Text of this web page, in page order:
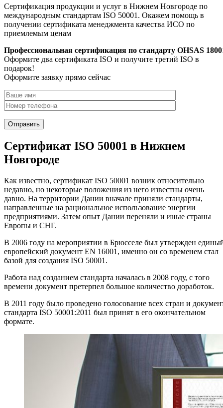
Сертификация продукции и услуг в Нижнем Новгороде по
международным стандартам ISO 50001. Окажем помощь в
получении сертификата менеджмента качества ИСО по
приемлемым ценам
Профессиональная сертификация по стандарту OHSAS
Оформите два сертификата ISO и получите третий ISO в
подарок!
Оформите заявку прямо сейчас
Сертификат ISO 50001 в Нижнем
Новгороде
Как известно, сертификат ISO 50001 возник относительно
недавно, но некоторые положения из него известны очень
давно. На территории Дании вначале приняли стандарты,
направленные на рациональное использование энергии
предприятиями. Затем опыт Дании переняли и иные страны
Европы и СНГ.
В 2006 году на мероприятии в Брюсселе был утвержден
европейский документ EN 16001, именно он со временем стал
базой для создания ISO 50001.
Работа над созданием стандарта началась в 2008 году, с того
времени документ претерпел большое количество доработок.
В 2011 году было проведено голосование всех стран и
стандарта ISO 50001:2011 был принят в его окончательном
формате.